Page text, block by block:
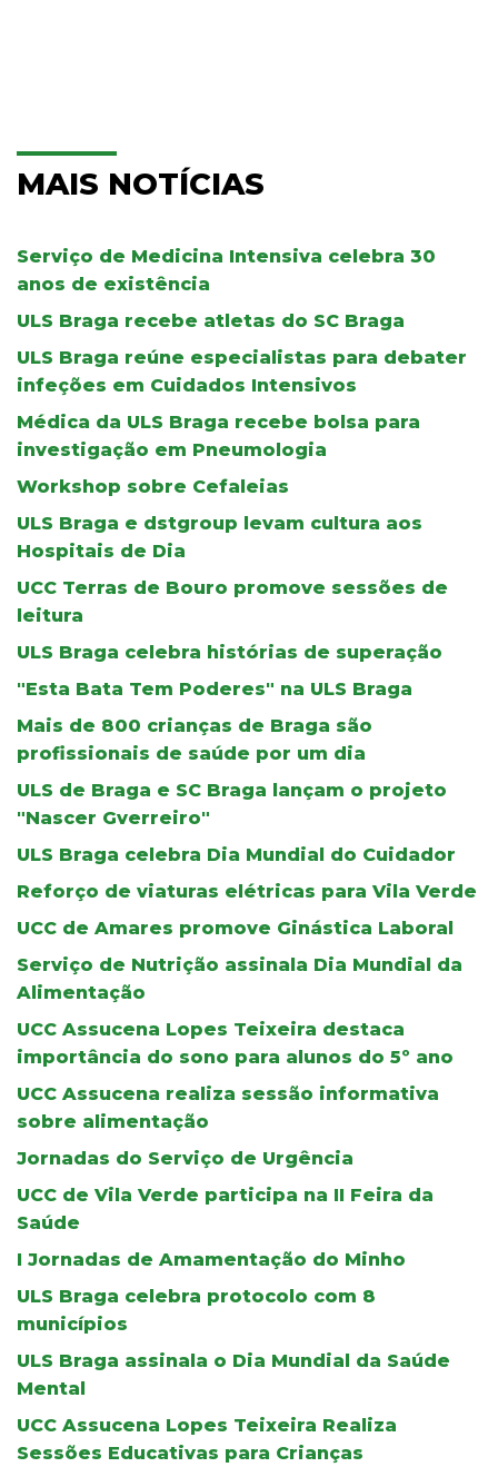
MAIS NOTÍCIAS
Serviço de Medicina Intensiva celebra 30
anos de existência
ULS Braga recebe atletas do SC Braga
ULS Braga reúne especialistas para debater
infeções em Cuidados Intensivos
Médica da ULS Braga recebe bolsa para
investigação em Pneumologia
Workshop sobre Cefaleias
ULS Braga e dstgroup levam cultura aos
Hospitais de Dia
UCC Terras de Bouro promove sessões de
leitura
ULS Braga celebra histórias de superação
"Esta Bata Tem Poderes" na ULS Braga
Mais de 800 crianças de Braga são
profissionais de saúde por um dia
ULS de Braga e SC Braga lançam o projeto
"Nascer Gverreiro"
ULS Braga celebra Dia Mundial do Cuidador
Reforço de viaturas elétricas para Vila Verde
UCC de Amares promove Ginástica Laboral
Serviço de Nutrição assinala Dia Mundial da
Alimentação
UCC Assucena Lopes Teixeira destaca
importância do sono para alunos do 5º ano
UCC Assucena realiza sessão informativa
sobre alimentação
Jornadas do Serviço de Urgência
UCC de Vila Verde participa na II Feira da
Saúde
I Jornadas de Amamentação do Minho
ULS Braga celebra protocolo com 8
municípios
ULS Braga assinala o Dia Mundial da Saúde
Mental
UCC Assucena Lopes Teixeira Realiza
Sessões Educativas para Crianças